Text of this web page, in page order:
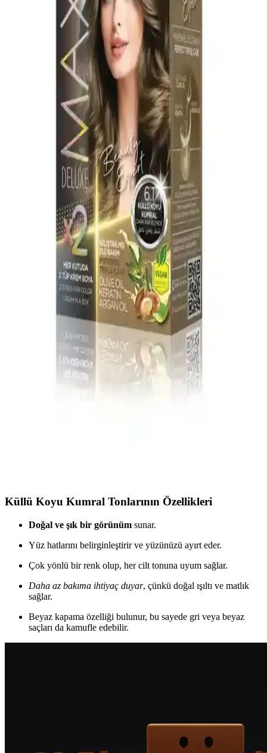
Küllü Kumral Saç Boyası: Doğal ve Kalıcı Renk
Seçeneği Sunan Ürün Özellikleri
Küllü kumral saç boyası, doğal görünüm ve kalıcılık sağlayan
özellikleriyle öne çıkar. Beyazları %100 kapama, mor teknoloji ve
bakım içeriğiyle saçlara sağlık kazandırır.
Maxx Deluxe BEAUTY EXPERT 6.11 Yoğun Küllü
Kumral Saç Boyası ve Bakım Seti Özellikleri
Maxx Deluxe BEAUTY EXPERT 6.11, yoğun küllü kumral tonu
ve bakım özellikleriyle saçlara doğal parlaklık kazandırır, güçlendirir
ve korur, içeriğindeki doğal yağlar ile sağlıklı sonuçlar sağlar.
Lil'afix 7.11 Yoğun Küllü Kumral Krem Tüp Boya
ile Güvenli ve Doğal Saç Renkleri
Lil'afix 7.11, amonyaksız formülü ve yoğun küllü kumral tonu ile
doğal ve şık saç renkleri sağlar. Kolay uygulama ve güvenli
kullanım sunar, kalıcı ve doğal görünüm için ideal bir saç boyasıdır.
Saç Boyası Renkleri ve Özellikleri: Palette ve Diğer
Markaların Karşılaştırması
Palette'nin Çikolata Kahve ve Küllü Kumral ürünlerinin özellikleri,
kullanım detayları ve diğer markalarla karşılaştırmasıyla bilinçli
seçim yapmanıza yardımcı oluyor.
7.11 Saç Boyası: Küllü Kumralın Doğal Görünümü
ve Bakım İpuçları
7.11 saç boyası, küllü kumral tonu ile doğal, soğuk ve mat bir
görünüm sunar. Beyaz kapatma başarısı ve uzun kalıcılığıyla cilt
tonlarına uyumlu, bakımı kolay bir saç rengidir.
Küllü Koyu Kumral Tonlarının Özellikleri
Doğal ve şık bir görünüm sunar.
Yüz hatlarını belirginleştirir ve yüzünüzü ayırt eder.
Çok yönlü bir renk olup, her cilt tonuna uyum sağlar.
Daha az bakıma ihtiyaç duyar, çünkü doğal ışıltı ve matlık
sağlar.
Beyaz kapama özelliği bulunur, bu sayede gri veya beyaz
saçları da kamufle edebilir.